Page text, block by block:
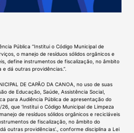
Pública “Institui o Código Municipal de
o manejo de resíduos sólidos orgânicos e
define instrumentos de fiscalização, no âmbito
e dá outras providências.”.
DE CAPÃO DA CANOA, no uso de suas
de Educação, Saúde, Assistência Social,
para Audiência Pública de apresentação do
que ‘Institui o Código Municipal de Limpeza
de resíduos sólidos orgânicos e recicláveis
de fiscalização, no âmbito do
outras providências’., conforme disciplina a Lei